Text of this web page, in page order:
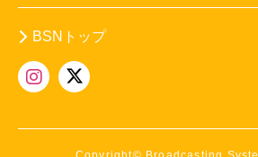
BSNトップ